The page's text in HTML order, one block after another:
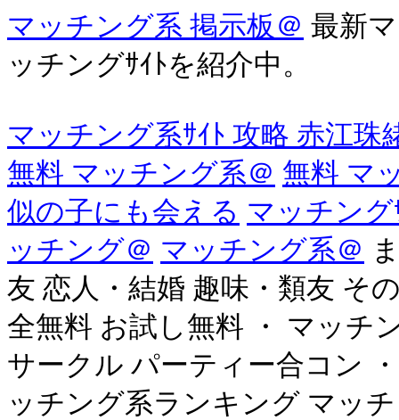
マッチング系 掲示板＠ 最新
ッチングｻｲﾄを紹介中。
マッチング系ｻｲﾄ 攻略 赤江
無料 マッチング系＠ 無料 マ
似の子にも会える マッチング
ッチング＠ マッチング系＠
友 恋人・結婚 趣味・類友 そ
全無料 お試し無料 ・ マッチ
サークル パーティー合コン
ッチング系ランキング マッ